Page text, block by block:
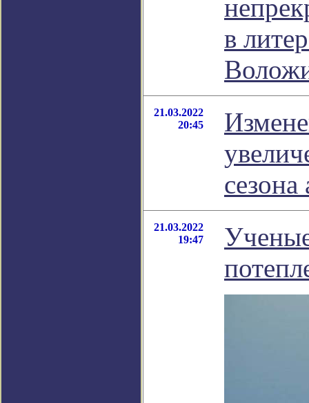
в
21.03.2022
20:45
сезона
21.03.2022
19:47